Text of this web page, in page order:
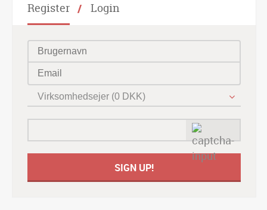
Register Login
Virksomhedsejer (0 DKK)